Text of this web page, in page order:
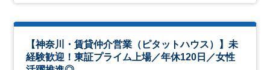
【神奈川・賃貸仲介営業（ピタットハウス）】未
経験歓迎！東証プライム上場／年休120日／女性